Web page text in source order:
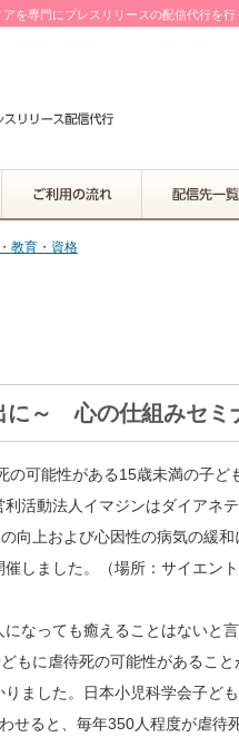
を専門にプレスリリースの配信代行を
教育・資格
に～ 心の仕組みセミ
可能性がある15歳未満の子ど
活動法人イマジンはダイアネ
向上および心因性の病気の緩
しました。（場所：サイエン
なっても癒えることはないと
もに虐待死の可能性があるこ
ました。日本小児科学会子ど
せると、毎年350人程度が虐